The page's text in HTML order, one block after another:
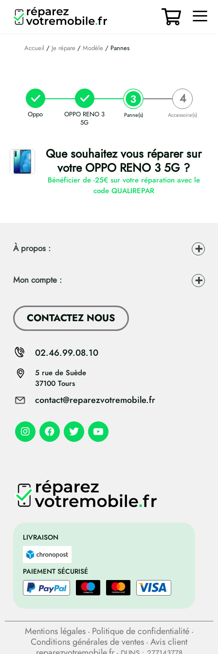
contenu
Accueil / Je répare / Modèle / Pannes
Oppo
OPPO RENO 3
5G
Panne(s) Accessoire(s)
Que souhaitez vous réparer sur
votre OPPO RENO 3 5G ?
Bénéficier de -25€ sur votre réparation avec le
code QUALIREPAR
LIVRAISON
PAIEMENT SÉCURISÉ
À propos :
Mon compte :
CONTACTEZ NOUS
5 rue de Suède
37100 Tours
contact@reparezvotremobile.fr
02.46.99.08.10
Mentions légales - Politique de confidentialité -
Conditions générales de ventes - Avis client